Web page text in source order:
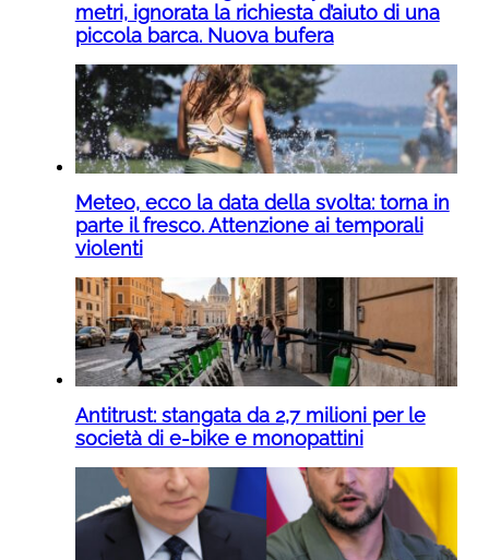
metri, ignorata la richiesta d’aiuto di una
piccola barca. Nuova bufera
Meteo, ecco la data della svolta: torna in
parte il fresco. Attenzione ai temporali
violenti
Antitrust: stangata da 2,7 milioni per le
società di e-bike e monopattini